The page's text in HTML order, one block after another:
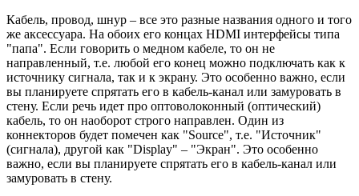
Кабель, провод, шнур – все это разные названия одного и того
же аксессуара. На обоих его концах HDMI интерфейсы типа
"папа". Если говорить о медном кабеле, то он не
направленный, т.е. любой его конец можно подключать как к
источнику сигнала, так и к экрану. Это особенно важно, если
вы планируете спрятать его в кабель-канал или замуровать в
стену. Если речь идет про оптоволоконный (оптический)
кабель, то он наоборот строго направлен. Один из
коннекторов будет помечен как "Source", т.е. "Источник"
(сигнала), другой как "Display" – "Экран". Это особенно
важно, если вы планируете спрятать его в кабель-канал или
замуровать в стену.